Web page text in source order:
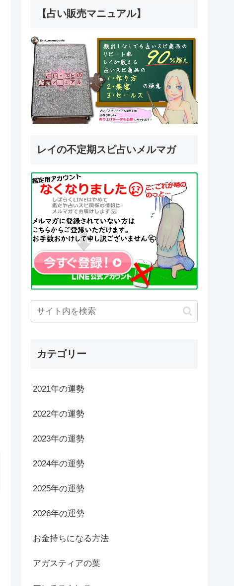
【占い販売マニュアル】
レイの不定期スピ占いメルマガ
カテゴリー
2021年の運勢
2022年の運勢
2023年の運勢
2024年の運勢
2025年の運勢
2026年の運勢
お金持ちになる方法
アガスティアの葉